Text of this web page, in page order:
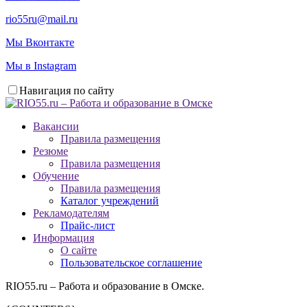
rio55ru@mail.ru
Мы Вконтакте
Мы в Instagram
Навигация по сайту
Вакансии
Правила размещения
Резюме
Правила размещения
Обучение
Правила размещения
Каталог учреждений
Рекламодателям
Прайс-лист
Информация
О сайте
Пользовательское соглашение
RIO55.ru – Работа и образование в Омске.